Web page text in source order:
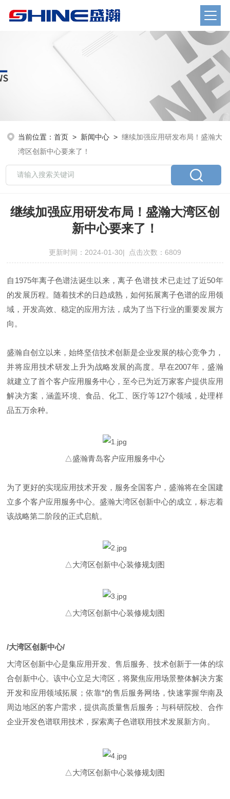
当前位置：首页 > 新闻中心 >继续加强应用研发布局！盛瀚大
湾区创新中心要来了！
继续加强应用研发布局！盛瀚大湾区创
新中心要来了！
更新时间：2024-01-30| 点击次数：6809
自1975年离子色谱法诞生以来，离子色谱技术已走过了近50年
的发展历程。随着技术的日趋成熟，如何拓展离子色谱的应用领
域，开发高效、稳定的应用方法，成为了当下行业的重要发展方
向。
盛瀚自创立以来，始终坚信技术创新是企业发展的核心竞争力，
并将应用技术研发上升为战略发展的高度。早在2007年，盛瀚
就建立了首个客户应用服务中心，至今已为近万家客户提供应用
解决方案，涵盖环境、食品、化工、医疗等127个领域，处理样
品五万余种。
△盛瀚青岛客户应用服务中心
为了更好的实现应用技术开发，服务全国客户，盛瀚将在全国建
立多个客户应用服务中心。盛瀚大湾区创新中心的成立，标志着
该战略第二阶段的正式启航。
△大湾区创新中心装修规划图
△大湾区创新中心装修规划图
/大湾区创新中心/
大湾区创新中心是集应用开发、售后服务、技术创新于一体的综
合创新中心。该中心立足大湾区，将聚焦应用场景整体解决方案
开发和应用领域拓展；依靠*的售后服务网络，快速掌握华南及
周边地区的客户需求，提供高质量售后服务；与科研院校、合作
企业开发色谱联用技术，探索离子色谱联用技术发展新方向。
△大湾区创新中心装修规划图